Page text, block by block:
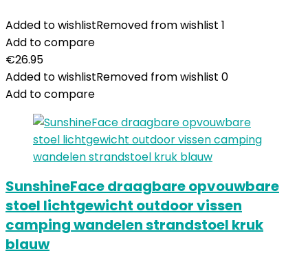
Added to wishlistRemoved from wishlist 1
Add to compare
€26.95
Added to wishlistRemoved from wishlist 0
Add to compare
SunshineFace draagbare opvouwbare
stoel lichtgewicht outdoor vissen
camping wandelen strandstoel kruk
blauw